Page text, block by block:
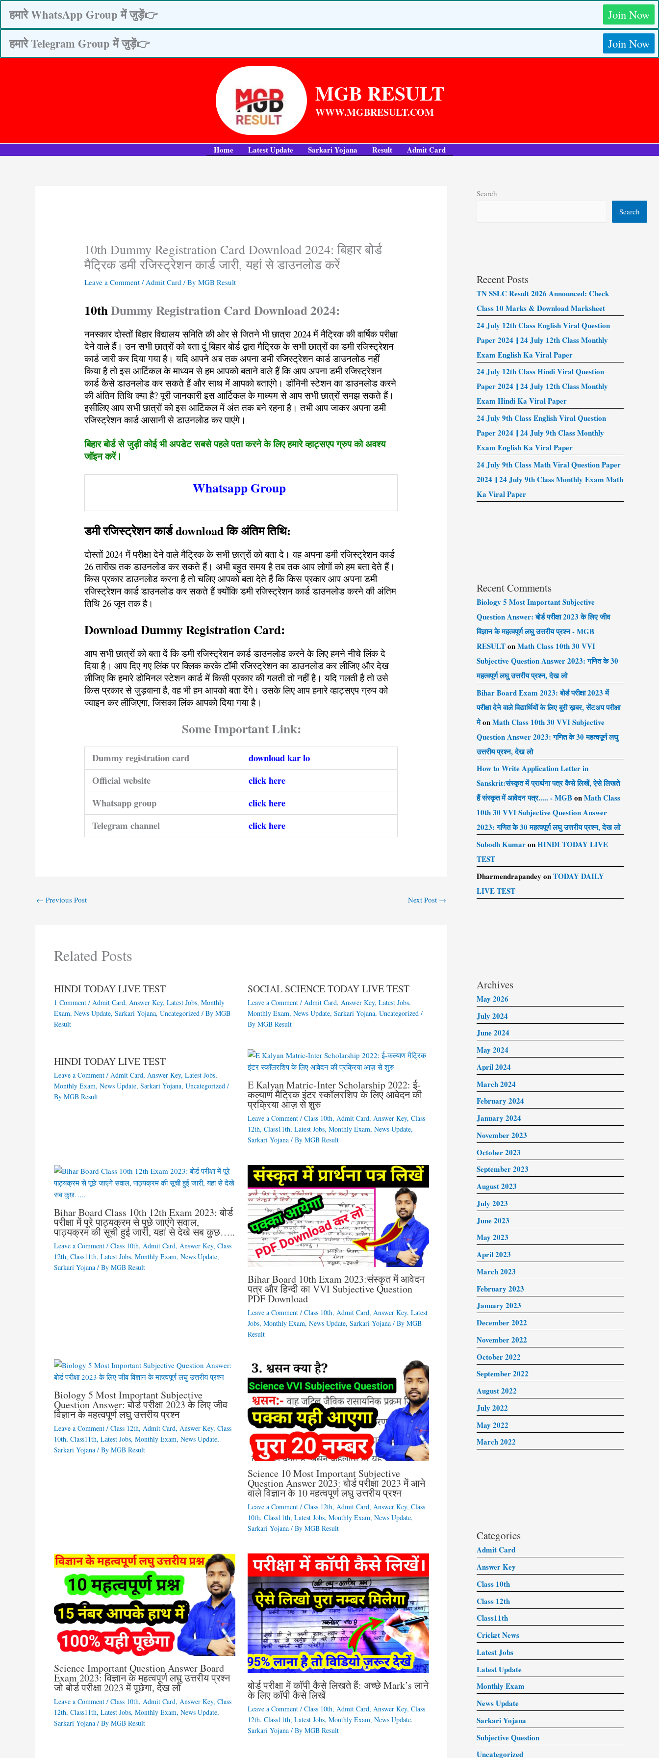
हमारे WhatsApp Group में जुड़ें👉 Join Now
हमारे Telegram Group में जुड़ें👉 Join Now
content
MGB RESULT
WWW.MGBRESULT.COM
Home Latest Update Sarkari Yojana Result Admit Card
10th Dummy Registration Card Download 2024: बिहार बोर्ड
मैट्रिक डमी रजिस्ट्रेशन कार्ड जारी, यहां से डाउनलोड करें
Leave a Comment /Admit Card / ByMGB Result
10thDummy Registration Card Download 2024:
नमस्कार दोस्तों बिहार विद्यालय समिति की ओर से जितने भी छात्रा 2024 में मैट्रिक की वार्षिक परीक्षा
देने वाले हैं। उन सभी छात्रों को बता दूं बिहार बोर्ड द्वारा मैट्रिक के सभी छात्रों का डमी रजिस्ट्रेशन
कार्ड जारी कर दिया गया है। यदि आपने अब तक अपना डमी रजिस्ट्रेशन कार्ड डाउनलोड नहीं
किया है तो इस आर्टिकल के माध्यम से हम आपको बताने वाले हैं कि आप अपना डमी रजिस्ट्रेशन
कार्ड कैसे डाउनलोड कर सकते हैं और साथ में आपको बताएंगे। डॉमिनी स्टेशन का डाउनलोड करने
की अंतिम तिथि क्या है? पूरी जानकारी इस आर्टिकल के माध्यम से आप सभी छात्रों समझ सकते हैं।
इसीलिए आप सभी छात्रों को इस आर्टिकल में अंत तक बने रहना है। तभी आप जाकर अपना डमी
रजिस्ट्रेशन कार्ड आसानी से डाउनलोड कर पाएंगे।
बिहार बोर्ड से जुड़ी कोई भी अपडेट सबसे पहले पता करने के लिए हमारे व्हाट्सएप ग्रुप को अवश्य
जॉइन करें।
Whatsapp Group
डमी रजिस्ट्रेशन कार्ड download कि अंतिम तिथि:
दोस्तों 2024 में परीक्षा देने वाले मैट्रिक के सभी छात्रों को बता दे। वह अपना डमी रजिस्ट्रेशन कार्ड
26 तारीख तक डाउनलोड कर सकते हैं। अभी बहुत समय है तब तक आप लोगों को हम बता देते हैं।
किस प्रकार डाउनलोड करना है तो चलिए आपको बता देते हैं कि किस प्रकार आप अपना डमी
रजिस्ट्रेशन कार्ड डाउनलोड कर सकते हैं क्योंकि डमी रजिस्ट्रेशन कार्ड डाउनलोड करने की अंतिम
तिथि 26 जून तक है।
Download Dummy Registration Card:
आप सभी छात्रों को बता दें कि डमी रजिस्ट्रेशन कार्ड डाउनलोड करने के लिए हमने नीचे लिंक दे
दिया है। आप दिए गए लिंक पर क्लिक करके टॉमी रजिस्ट्रेशन का डाउनलोड कर लीजिए और देख
लीजिए कि हमारे डोमिनल स्टेशन कार्ड में किसी प्रकार की गलती तो नहीं है। यदि गलती है तो उसे
किस प्रकार से जुड़वाना है, वह भी हम आपको बता देंगे। उसके लिए आप हमारे व्हाट्सएप ग्रुप को
ज्वाइन कर लीजिएगा, जिसका लिंक आपको दिया गया है।
Some Important Link:
Dummy registration card
download kar lo
Official website
click here
Whatsapp group
click here
Telegram channel
click here
← Previous Post Next Post →
Related Posts
HINDI TODAY LIVE TEST
1 Comment / Admit Card, Answer Key, Latest Jobs, Monthly
Exam, News Update, Sarkari Yojana, Uncategorized/ By MGB
Result
SOCIAL SCIENCE TODAY LIVE TEST
Leave a Comment / Admit Card, Answer Key, Latest Jobs,
Monthly Exam, News Update, Sarkari Yojana, Uncategorized/
By MGB Result
HINDI TODAY LIVE TEST
Leave a Comment / Admit Card, Answer Key, Latest Jobs,
Monthly Exam, News Update, Sarkari Yojana, Uncategorized/
By MGB Result
E Kalyan Matric-Inter Scholarship 2022: ई-
कल्याण मैट्रिक इंटर स्कॉलरशिप के लिए आवेदन की
प्रक्रिया आज़ से शुरु
Leave a Comment / Class 10th, Admit Card, Answer Key, Class
12th, Class11th, Latest Jobs, Monthly Exam, News Update,
Sarkari Yojana/ By MGB Result
Bihar Board Class 10th 12th Exam 2023: बोर्ड
परीक्षा में पूरे पाठ्यक्रम से पूछे जाएंगे सवाल,
पाठ्यक्रम की सूची हुई जारी, यहां से देखे सब कुछ…..
Leave a Comment / Class 10th, Admit Card, Answer Key, Class
12th, Class11th, Latest Jobs, Monthly Exam, News Update,
Sarkari Yojana/ By MGB Result
Bihar Board 10th Exam 2023:संस्कृत में आवेदन
पत्र और हिन्दी का VVI Subjective Question
PDF Download
Leave a Comment / Class 10th, Admit Card, Answer Key, Latest
Jobs, Monthly Exam, News Update, Sarkari Yojana/ By MGB
Result
Biology 5 Most Important Subjective
Question Answer: बोर्ड परीक्षा 2023 के लिए जीव
विज्ञान के महत्वपूर्ण लघु उत्तरीय प्रश्न
Leave a Comment / Class 12th, Admit Card, Answer Key, Class
10th, Class11th, Latest Jobs, Monthly Exam, News Update,
Sarkari Yojana/ By MGB Result
Science 10 Most Important Subjective
Question Answer 2023: बोर्ड परीक्षा 2023 में आने
वाले विज्ञान के 10 महत्वपूर्ण लघु उत्तरीय प्रश्न
Leave a Comment / Class 12th, Admit Card, Answer Key, Class
10th, Class11th, Latest Jobs, Monthly Exam, News Update,
Sarkari Yojana/ By MGB Result
Science Important Question Answer Board
Exam 2023: विज्ञान के महत्वपूर्ण लघु उत्तरीय प्रश्न
जो बोर्ड परीक्षा 2023 में पूछेगा, देख लो
Leave a Comment / Class 10th, Admit Card, Answer Key, Class
12th, Class11th, Latest Jobs, Monthly Exam, News Update,
Sarkari Yojana/ By MGB Result
बोर्ड परीक्षा में कॉपी कैसे लिखते हैं: अच्छे Mark’s लाने
के लिए कॉपी कैसे लिखें
Leave a Comment / Class 10th, Admit Card, Answer Key, Class
12th, Class11th, Latest Jobs, Monthly Exam, News Update,
Sarkari Yojana/ By MGB Result
Search
Search
Recent Posts
TN SSLC Result 2026 Announced: Check
Class 10 Marks & Download Marksheet
24 July 12th Class English Viral Question
Paper 2024 || 24 July 12th Class Monthly
Exam English Ka Viral Paper
24 July 12th Class Hindi Viral Question
Paper 2024 || 24 July 12th Class Monthly
Exam Hindi Ka Viral Paper
24 July 9th Class English Viral Question
Paper 2024 || 24 July 9th Class Monthly
Exam English Ka Viral Paper
24 July 9th Class Math Viral Question Paper
2024 || 24 July 9th Class Monthly Exam Math
Ka Viral Paper
Recent Comments
Biology 5 Most Important Subjective
Question Answer: बोर्ड परीक्षा 2023 के लिए जीव
विज्ञान के महत्वपूर्ण लघु उत्तरीय प्रश्न - MGB
RESULTonMath Class 10th 30 VVI
Subjective Question Answer 2023: गणित के 30
महत्वपूर्ण लघु उत्तरीय प्रश्न, देख लो
Bihar Board Exam 2023: बोर्ड परीक्षा 2023 में
परीक्षा देने वाले विद्यार्थियों के लिए बुरी ख़बर, सेंटअप परीक्षा
मेonMath Class 10th 30 VVI Subjective
Question Answer 2023: गणित के 30 महत्वपूर्ण लघु
उत्तरीय प्रश्न, देख लो
How to Write Application Letter in
Sanskrit:संस्कृत में प्रार्थना पत्र कैसे लिखें, ऐसे लिखते
हैं संस्कृत में आवेदन पत्र..... - MGBonMath Class
10th 30 VVI Subjective Question Answer
2023: गणित के 30 महत्वपूर्ण लघु उत्तरीय प्रश्न, देख लो
Subodh KumaronHINDI TODAY LIVE
TEST
Dharmendrapandey onTODAY DAILY
LIVE TEST
Archives
May 2026
July 2024
June 2024
May 2024
April 2024
March 2024
February 2024
January 2024
November 2023
October 2023
September 2023
August 2023
July 2023
June 2023
May 2023
April 2023
March 2023
February 2023
January 2023
December 2022
November 2022
October 2022
September 2022
August 2022
July 2022
May 2022
March 2022
Categories
Admit Card
Answer Key
Class 10th
Class 12th
Class11th
Cricket News
Latest Jobs
Latest Update
Monthly Exam
News Update
Sarkari Yojana
Subjective Question
Uncategorized